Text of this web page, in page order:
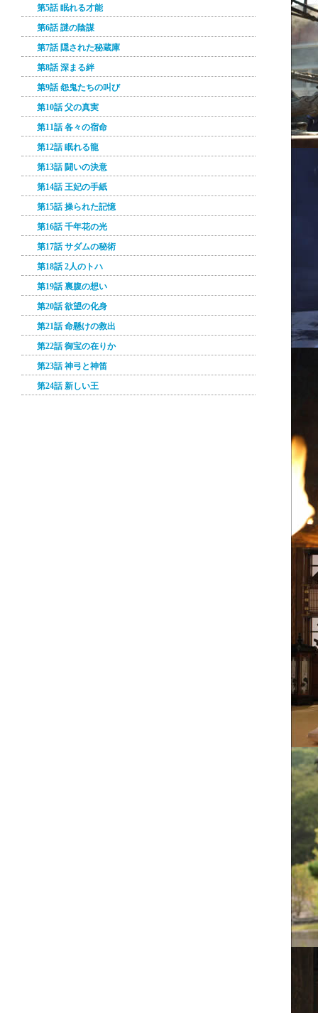
第5話 眠れる才能
第6話 謎の陰謀
第7話 隠された秘蔵庫
第8話 深まる絆
第9話 怨鬼たちの叫び
第10話 父の真実
第11話 各々の宿命
第12話 眠れる龍
第13話 闘いの決意
第14話 王妃の手紙
第15話 操られた記憶
第16話 千年花の光
第17話 サダムの秘術
第18話 2人のトハ
第19話 裏腹の想い
第20話 欲望の化身
第21話 命懸けの救出
第22話 御宝の在りか
第23話 神弓と神笛
第24話 新しい王